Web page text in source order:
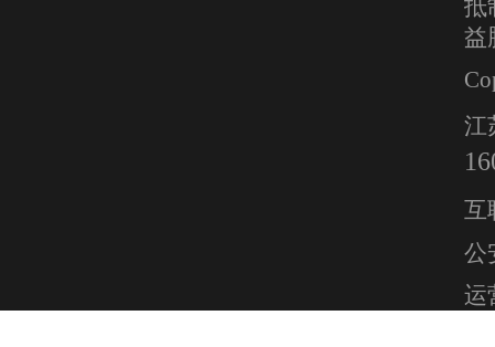
抵
益
江
互
公
运